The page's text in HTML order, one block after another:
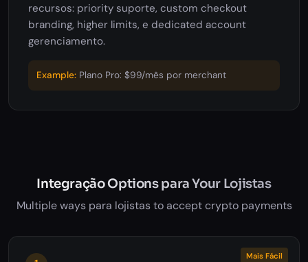
recursos: priority suporte, custom checkout
branding, higher limits, e dedicated account
gerenciamento.
Example: Plano Pro: $99/mês por merchant
Integração Options para Your Lojistas
Multiple ways para lojistas to accept crypto payments
Mais Fácil